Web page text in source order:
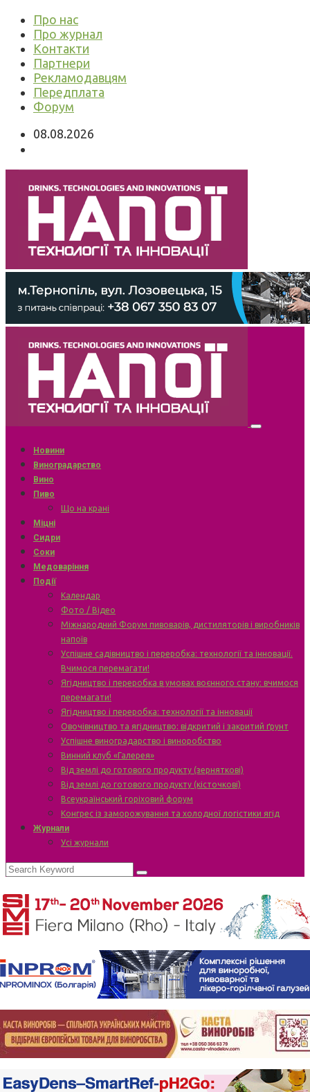
Про нас
Про журнал
Контакти
Партнери
Рекламодавцям
Передплата
Форум
08.08.2026
Новини
Виноградарство
Вино
Пиво
Що на крані
Міцні
Сидри
Соки
Медоваріння
Події
Календар
Фото / Відео
Міжнародний Форум пивоварів, дистиляторів і виробників
напоїв
Успішне садівництво і переробка: технології та інновації.
Вчимося перемагати!
Ягідництво і переробка в умовах воєнного стану: вчимося
перемагати!
Ягідництво і переробка: технології та інновації
Овочівництво та ягідництво: відкритий і закритий ґрунт
Успішне виноградарство і виноробство
Винний клуб «Галерея»
Від землі до готового продукту (зерняткові)
Від землі до готового продукту (кісточкові)
Всеукраїнський горіховий форум
Конгрес із заморожування та холодної логістики ягід
Журнали
Усі журнали